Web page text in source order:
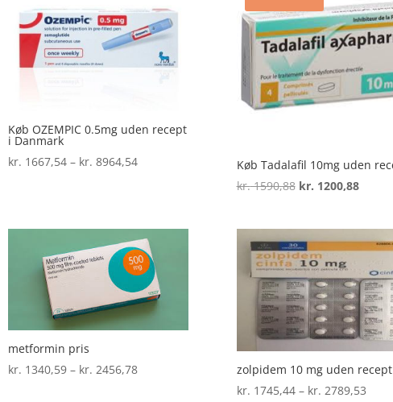
Køb OZEMPIC 0.5mg uden recept
i Danmark
kr. 1667,54 – kr. 8964,54Prisinterval:
Køb Tadalafil 10mg uden
kr.1590,88 Den
var:
kr. 1590,88.
kr. 1200,88Den
er:
metformin pris
kr. 1340,59 – kr. 2456,78Prisinterval:
zolpidem 10 mg uden recept
kr. 1745,44 – kr. 2789,53